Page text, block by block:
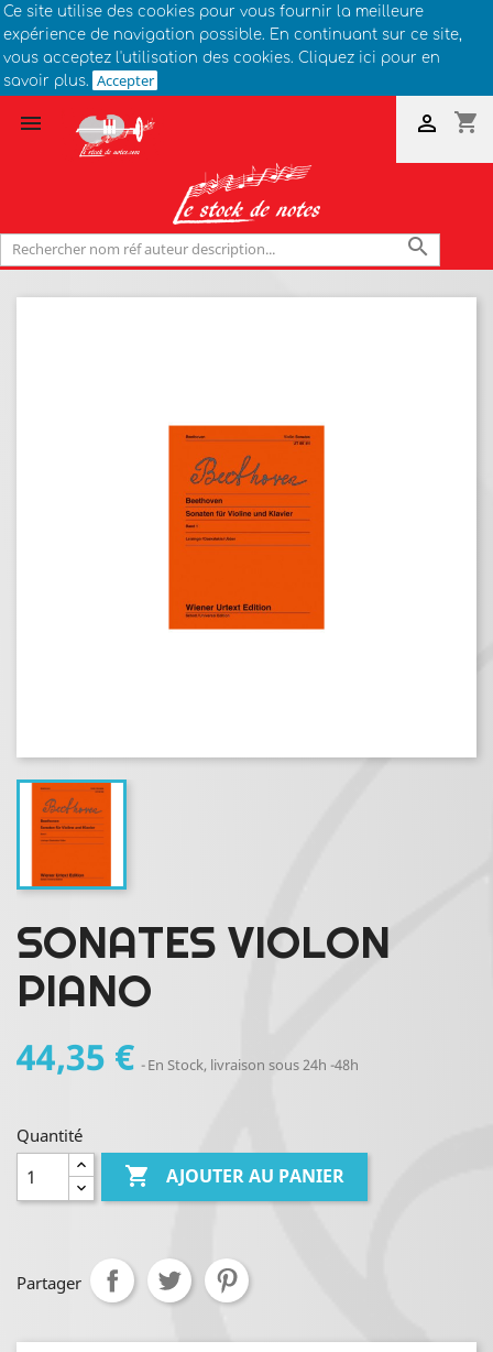
Ce site utilise des cookies pour vous fournir la meilleure
expérience de navigation possible. En continuant sur ce site,
vous acceptez l'utilisation des cookies. Cliquez ici pour en
savoir plus. Accepter
 shopping_cart


SONATES VIOLON
PIANO
44,35 € En Stock, livraison sous 24h -48h
Quantité
 AJOUTER AU PANIER
Partager